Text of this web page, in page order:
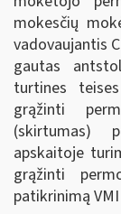
mokesčių
vadovaujantis
gautas
turtines
grąžinti
(skirtumas)
apskaitoje
grąžinti
patikrinimą